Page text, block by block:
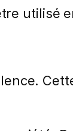
utilisé